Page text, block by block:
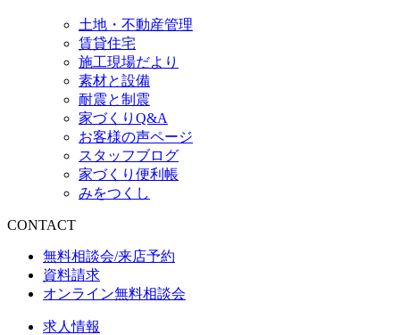
土地・不動産管理
賃貸住宅
施工現場だより
素材と設備
耐震と制震
家づくりQ&A
お客様の声ページ
スタッフブログ
家づくり便利帳
みをつくし
CONTACT
無料相談会/来店予約
資料請求
オンライン無料相談会
求人情報